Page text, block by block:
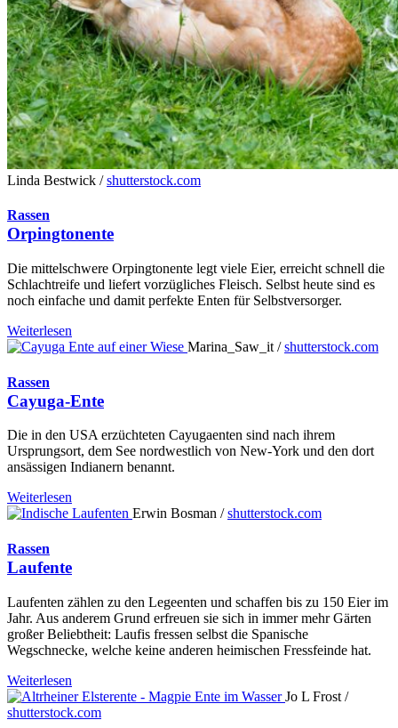
Linda Bestwick /shutterstock.com
Rassen
Orpingtonente
Die mittelschwere Orpingtonente legt viele Eier, erreicht schnell die
Schlachtreife und liefert vorzügliches Fleisch. Selbst heute sind es
noch einfache und damit perfekte Enten für Selbstversorger.
Weiterlesen
Marina_Saw_it /shutterstock.com
Rassen
Cayuga-Ente
Die in den USA erzüchteten Cayugaenten sind nach ihrem
Ursprungsort, dem See nordwestlich von New-York und den dort
ansässigen Indianern benannt.
Weiterlesen
Erwin Bosman /shutterstock.com
Rassen
Laufente
Laufenten zählen zu den Legeenten und schaffen bis zu 150 Eier im
Jahr. Aus anderem Grund erfreuen sie sich in immer mehr Gärten
großer Beliebtheit: Laufis fressen selbst die Spanische
Wegschnecke, welche keine anderen heimischen Fressfeinde hat.
Weiterlesen
Jo L Frost /
shutterstock.com